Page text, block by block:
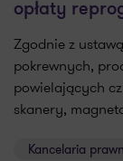
opłaty
Zgodnie z
pokrewnych,
powielających
skanery,
Kancelaria